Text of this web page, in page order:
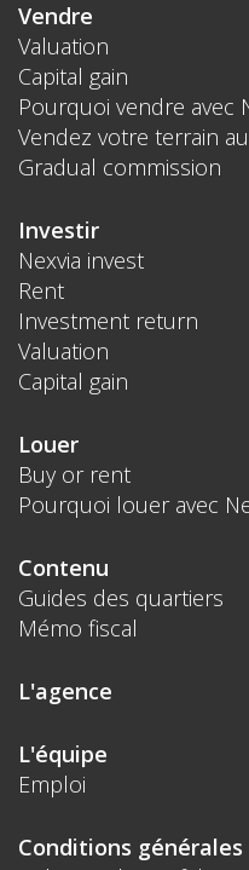
Vendre
Valuation
Capital gain
Pourquoi vendre avec
Vendez votre terrain
Gradual commission
Investir
Nexvia invest
Rent
Investment return
Valuation
Capital gain
Louer
Buy or rent
Pourquoi louer avec
Contenu
Guides des quartiers
Mémo fiscal
L'agence
L'équipe
Emploi
Conditions générales